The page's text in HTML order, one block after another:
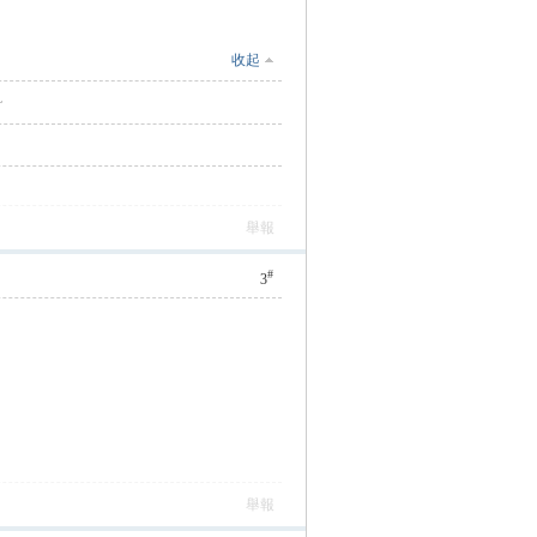
收起
舉報
3#
舉報